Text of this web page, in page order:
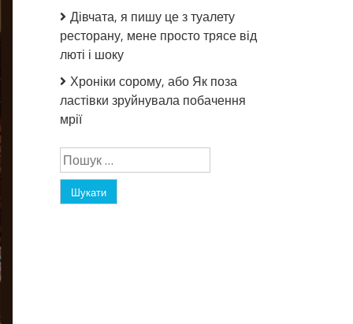
Дівчата, я пишу це з туалету
ресторану, мене просто трясе від
люті і шоку
Хроніки сорому, або Як поза
ластівки зруйнувала побачення
мрії
Пошук: